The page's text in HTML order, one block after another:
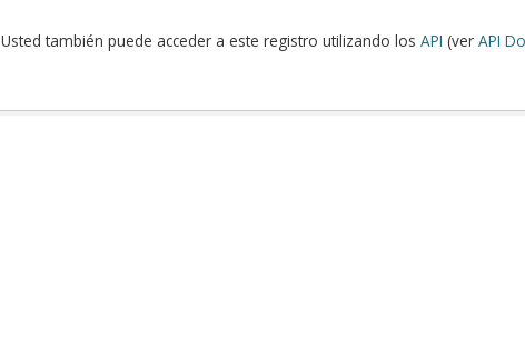
Usted también puede acceder a este registro utilizando los API (ver API